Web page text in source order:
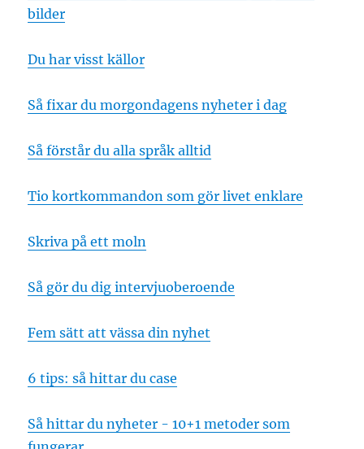
bilder
Du har visst källor
Så fixar du morgondagens nyheter i dag
Så förstår du alla språk alltid
Tio kortkommandon som gör livet enklare
Skriva på ett moln
Så gör du dig intervjuoberoende
Fem sätt att vässa din nyhet
6 tips: så hittar du case
Så hittar du nyheter - 10+1 metoder som